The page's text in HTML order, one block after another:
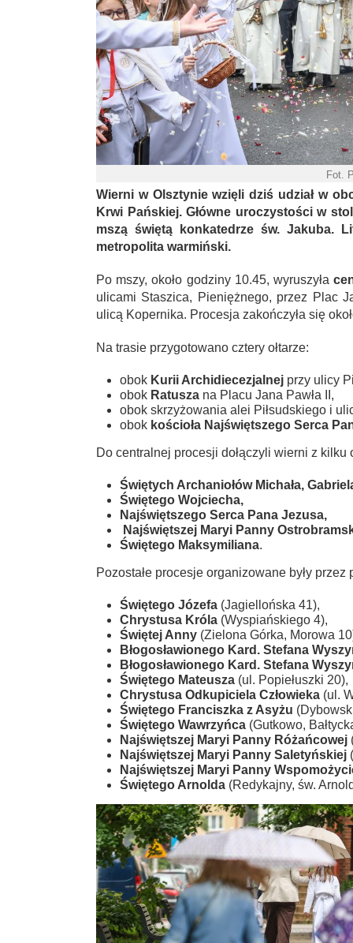
Fot.
Wierni w Olsztynie wzięli dziś udział w
Krwi Pańskiej. Główne uroczystości w
mszą świętą konkatedrze św. Jakuba.
metropolita warmiński.
Po mszy, około godziny 10.45, wyruszyła
ulicami Staszica, Pieniężnego, przez Plac
ulicą Kopernika. Procesja zakończyła się
Na trasie przygotowano cztery ołtarze:
obok Kurii Archidiecezjalnej przy ulicy
obok Ratusza na Placu Jana Pawła II,
obok skrzyżowania alei Piłsudskiego i
obok kościoła Najświętszego Serca
Do centralnej procesji dołączyli wierni z kilku
Świętych Archaniołów Michała,
Świętego Wojciecha,
Najświętszego Serca Pana Jezusa,
Najświętszej Maryi Panny
Świętego Maksymiliana.
Pozostałe procesje organizowane były przez
Świętego Józefa (Jagiellońska 41),
Chrystusa Króla (Wyspiańskiego 4),
Świętej Anny (Zielona Górka, Morowa
Błogosławionego Kard. Stefana
Błogosławionego Kard. Stefana
Świętego Mateusza (ul. Popiełuszki 20),
Chrystusa Odkupiciela Człowieka (ul.
Świętego Franciszka z Asyżu
Świętego Wawrzyńca (Gutkowo,
Najświętszej Maryi Panny Różańcowej
Najświętszej Maryi Panny Saletyńskiej
Najświętszej Maryi Panny
Świętego Arnolda (Redykajny, św.